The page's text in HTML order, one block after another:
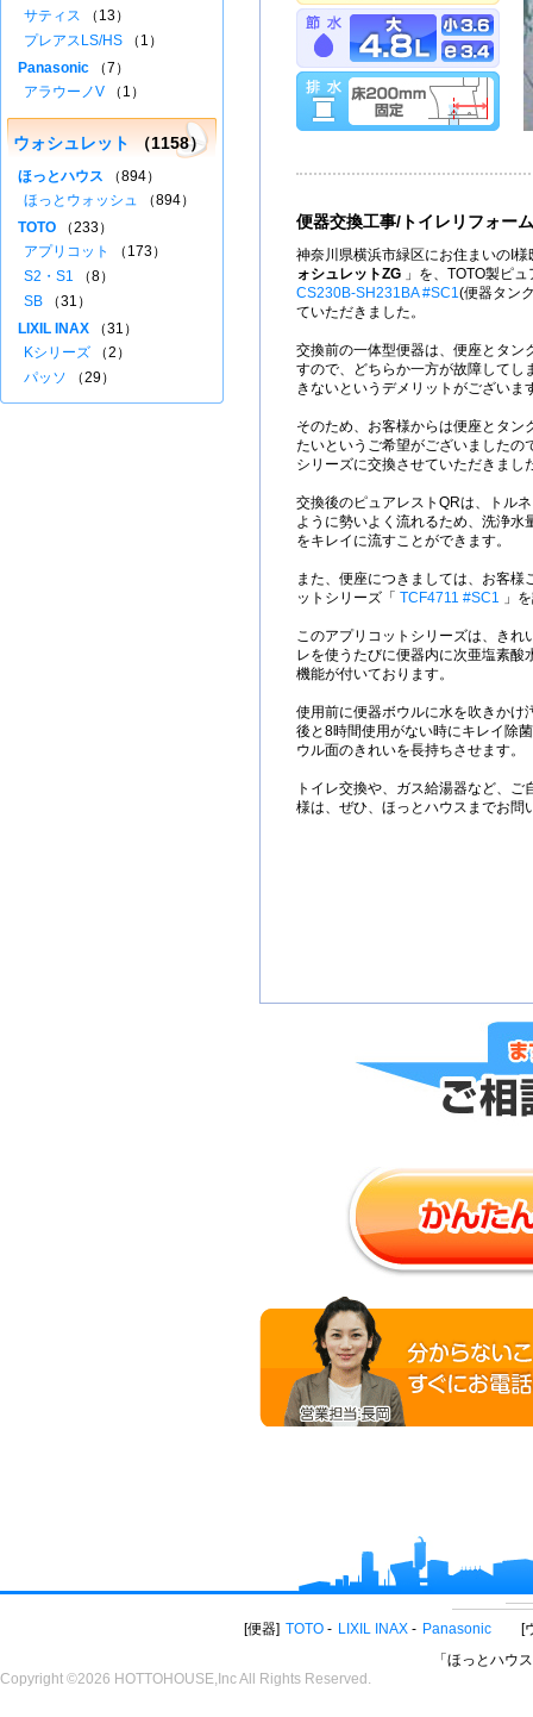
便器交換工事/トイレリフォーム
神奈川県横浜市緑区にお住まいのI
ォシュレットZG 」を、TOTO製ピ
CS230B-SH231BA #SC1(便器タン
ていただきました。
交換前の一体型便器は、便座とタン
すので、どちらか一方が故障してし
きないというデメリットがございま
そのため、お客様からは便座とタン
たいというご希望がございましたの
シリーズに交換させていただきまし
交換後のピュアレストQRは、トル
ように勢いよく流れるため、洗浄水
をキレイに流すことができます。
また、便座につきましては、お客様
ットシリーズ「 TCF4711 #SC1 」
このアプリコットシリーズは、きれ
レを使うたびに便器内に次亜塩素酸
機能が付いております。
使用前に便器ボウルに水を吹きかけ
後と8時間使用がない時にキレイ除
ウル面のきれいを長持ちさせます。
トイレ交換や、ガス給湯器など、
様は、ぜひ、ほっとハウスまでお問
サティス （13）
プレアスLS/HS （1）
Panasonic （7）
アラウーノV （1）
ウォシュレット （1158）
ほっとハウス （894）
ほっとウォッシュ （894）
TOTO （233）
アプリコット
（173）
S2・S1 （8）
SB （31）
LIXIL INAX （31）
Kシリーズ （2）
パッソ （29）
便器 TOTO LIXIL INAX Panasonic
「ほっとハウ
Copyright ©2026 HOTTOHOUSE,Inc All Rights Reserved.